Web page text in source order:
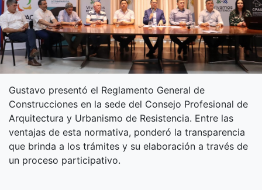
Gustavo presentó el Reglamento General de
Construcciones en la sede del Consejo Profesional de
Arquitectura y Urbanismo de Resistencia. Entre las
ventajas de esta normativa, ponderó la transparencia
que brinda a los trámites y su elaboración a través de
un proceso participativo.